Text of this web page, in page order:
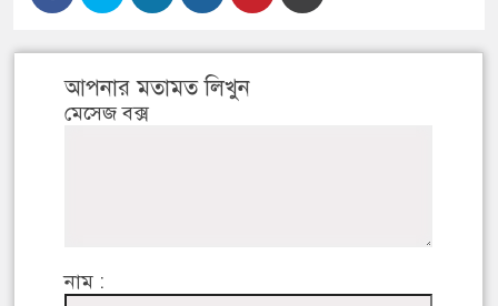
আপনার মতামত লিখুন
মেসেজ বক্স
নাম :